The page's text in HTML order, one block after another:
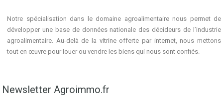
Notre spécialisation dans le domaine agroalimentaire nous permet de
développer une base de données nationale des décideurs de l’industrie
agroalimentaire. Au-delà de la vitrine offerte par internet, nous mettons
tout en œuvre pour louer ou vendre les biens qui nous sont confiés.
Newsletter Agroimmo.fr